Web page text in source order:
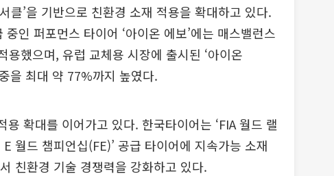
클’을 기반으로 친환경 소재 적용을 확대하고 있다.
인 퍼포먼스 타이어 ‘아이온 에보’에는 매스밸런스
했으며, 유럽 교체용 시장에 출시된 ‘아이온
을 최대 약 77%까지 높였다.
확대를 이어가고 있다. 한국타이어는 ‘FIA 월드 랠
월드 챔피언십(FE)’ 공급 타이어에 지속가능 소재
친환경 기술 경쟁력을 강화하고 있다.